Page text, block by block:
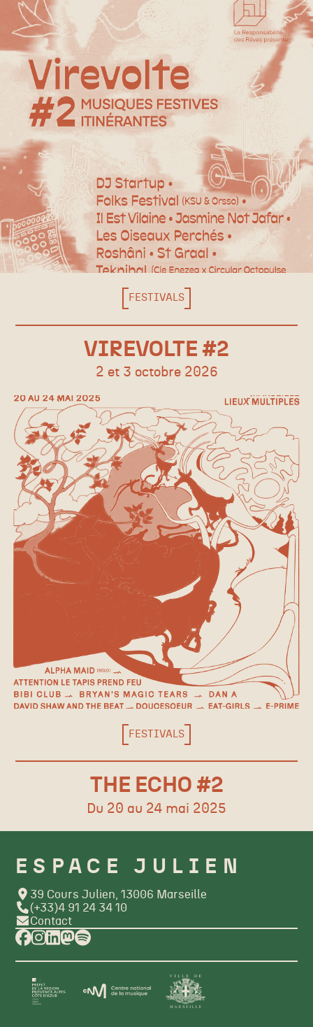
FESTIVALS
VIREVOLTE #2
2 et 3 octobre 2026
FESTIVALS
THE ECHO #2
Du 20 au 24 mai 2025
ESPACE JULIEN
39 Cours Julien, 13006 Marseille
(+33)4 91 24 34 10
Contact